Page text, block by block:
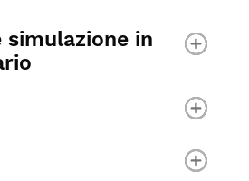
simulazione in